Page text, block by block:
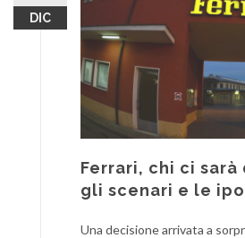
DIC
Ferrari, chi ci
gli scenari e le
Una decisione arrivata a